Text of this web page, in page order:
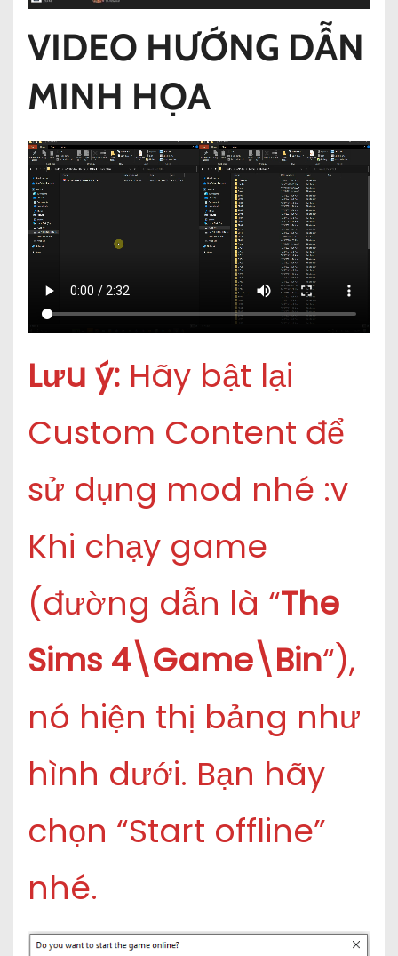
VIDEO HƯỚNG DẪN
MINH HỌA
Lưu ý: Hãy bật lại
Custom Content để
sử dụng mod nhé :v
Khi chạy game
(đường dẫn là “The
Sims 4\Game\Bin“),
nó hiện thị bảng như
hình dưới. Bạn hãy
chọn “Start offline”
nhé.